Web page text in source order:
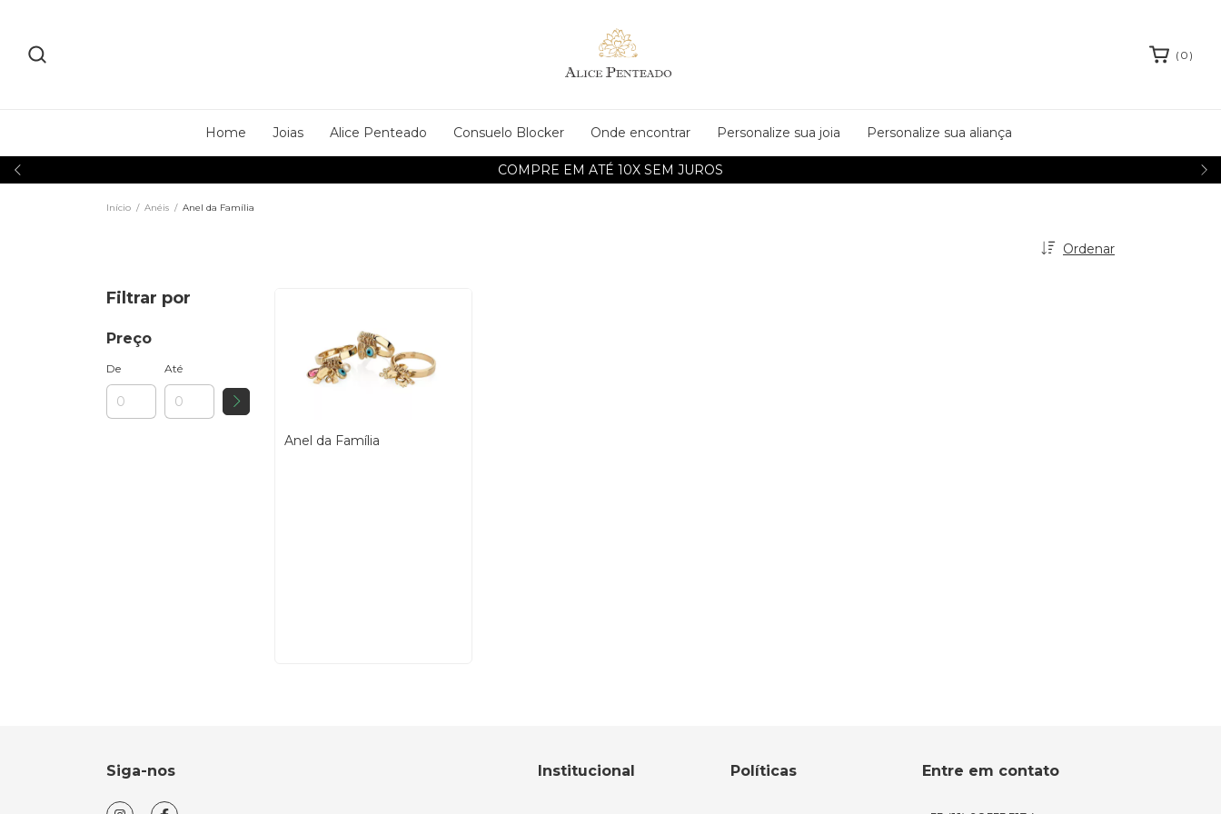
COMPRE EM ATÉ 10X SEM JUROS
( 0 )
Home Joias Alice Penteado Consuelo Blocker Onde encontrar Personalize sua joia Personalize sua aliança
Início / Anéis / Anel da Família
Ordenar
Filtrar por
Preço
De Até
Anel da Família
Siga-nos Institucional Políticas Entre em contato